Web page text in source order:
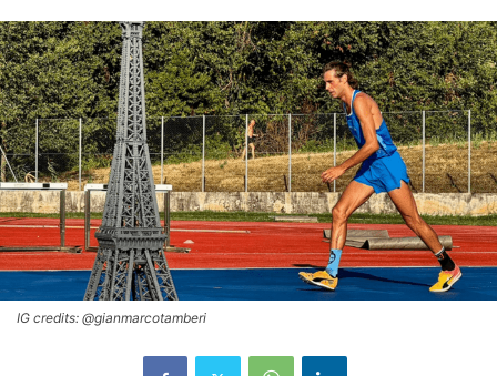
IG credits: @gianmarcotamberi